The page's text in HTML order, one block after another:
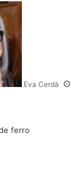
Eva Cerdà